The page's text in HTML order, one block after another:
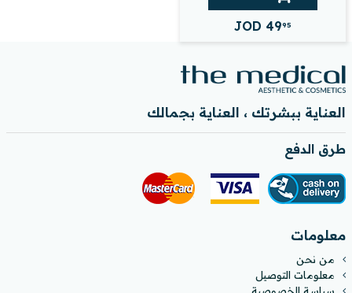
JOD 4995
العناية ببشرتك ، العناية بجمالك
طرق الدفع
معلومات
من نحن
معلومات التوصيل